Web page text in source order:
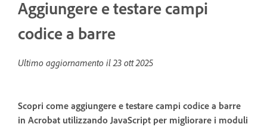
Aggiungere e testare campi
codice a barre
Ultimo aggiornamento il23 ott 2025
Scopri come aggiungere e testare campi codice a barre
in Acrobat utilizzando JavaScript per migliorare i moduli